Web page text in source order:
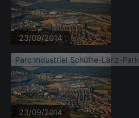
23/09/2014
Parc industriel Schütte-Lanz-Park
23/09/2014